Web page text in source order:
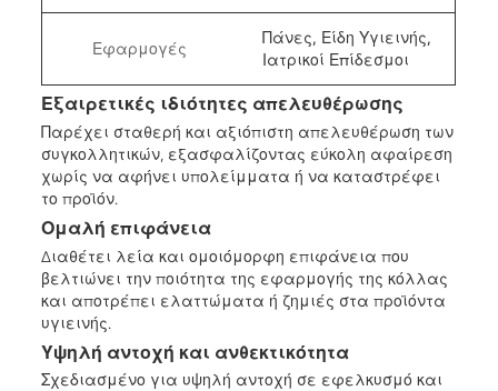
Εφαρμογές
Πάνες, Είδη Υγιεινής,
Ιατρικοί Επίδεσμοι
Εξαιρετικές ιδιότητες απελευθέρωσης
Παρέχει σταθερή και αξιόπιστη απελευθέρωση των
συγκολλητικών, εξασφαλίζοντας εύκολη αφαίρεση
χωρίς να αφήνει υπολείμματα ή να καταστρέφει
το προϊόν.
Ομαλή επιφάνεια
Διαθέτει λεία και ομοιόμορφη επιφάνεια που
βελτιώνει την ποιότητα της εφαρμογής της κόλλας
και αποτρέπει ελαττώματα ή ζημιές στα προϊόντα
υγιεινής.
Υψηλή αντοχή και ανθεκτικότητα
Σχεδιασμένο για υψηλή αντοχή σε εφελκυσμό και